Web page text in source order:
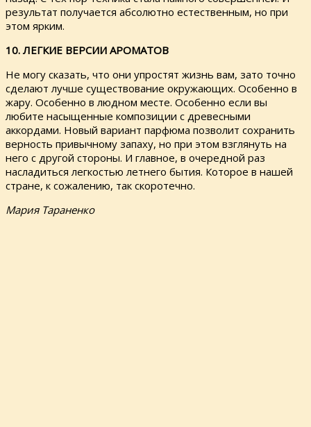
результат получается абсолютно естественным, но при
этом ярким.
10. ЛЕГКИЕ ВЕРСИИ АРОМАТОВ
Не могу сказать, что они упростят жизнь вам, зато точно
сделают лучше существование окружающих. Особенно в
жару. Особенно в людном месте. Особенно если вы
любите насыщенные композиции с древесными
аккордами. Новый вариант парфюма позволит сохранить
верность привычному запаху, но при этом взглянуть на
него с другой стороны. И главное, в очередной раз
насладиться легкостью летнего бытия. Которое в нашей
стране, к сожалению, так скоротечно.
Мария Тараненко